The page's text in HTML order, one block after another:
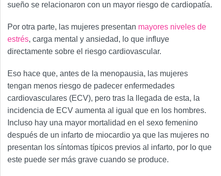
sueño se relacionaron con un mayor riesgo de cardiopatía.
Por otra parte, las mujeres presentan mayores niveles de
estrés, carga mental y ansiedad, lo que influye
directamente sobre el riesgo cardiovascular.
Eso hace que, antes de la menopausia, las mujeres
tengan menos riesgo de padecer enfermedades
cardiovasculares (ECV), pero tras la llegada de esta, la
incidencia de ECV aumenta al igual que en los hombres.
Incluso hay una mayor mortalidad en el sexo femenino
después de un infarto de miocardio ya que las mujeres no
presentan los síntomas típicos previos al infarto, por lo que
este puede ser más grave cuando se produce.